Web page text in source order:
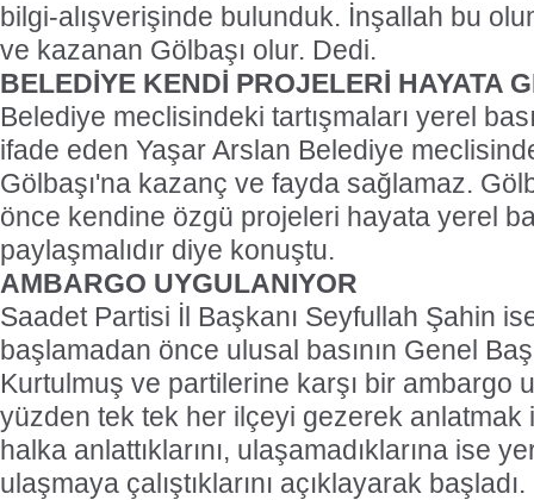
bilgi-alışverişinde bulunduk. İnşallah bu
ve kazanan Gölbaşı olur. Dedi.
BELEDİYE KENDİ PROJELERİ HAYATA
Belediye meclisindeki tartışmaları yerel
ifade eden Yaşar Arslan Belediye
Gölbaşı'na kazanç ve fayda sağlamaz.
önce kendine özgü projeleri hayata yerel
paylaşmalıdır diye konuştu.
AMBARGO UYGULANIYOR
Saadet Partisi İl Başkanı Seyfullah Şahin
başlamadan önce ulusal basının Genel
Kurtulmuş ve partilerine karşı bir ambargo
yüzden tek tek her ilçeyi gezerek anlatmak
halka anlattıklarını, ulaşamadıklarına ise
ulaşmaya çalıştıklarını açıklayarak başladı.